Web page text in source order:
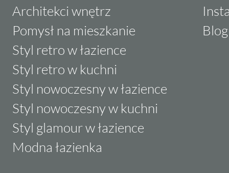
Architekci wnętrz
Pomysł na mieszkanie
Styl retro w łazience
Styl retro w kuchni
Styl nowoczesny w łazience
Styl nowoczesny w kuchni
Styl glamour w łazience
Modna łazienka
Blog